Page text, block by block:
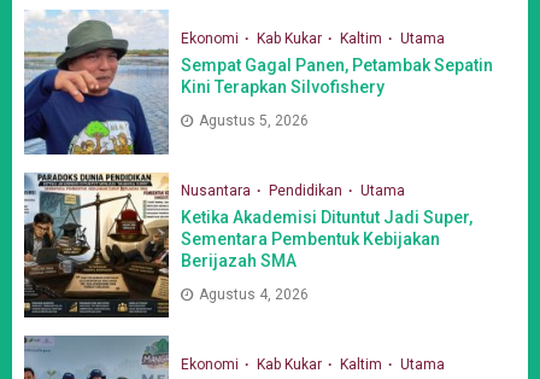
Ekonomi Kab Kukar Kaltim Utama
Sempat Gagal Panen, Petambak Sepatin
Kini Terapkan Silvofishery
Agustus 5, 2026
Nusantara Pendidikan Utama
Ketika Akademisi Dituntut Jadi Super,
Sementara Pembentuk Kebijakan
Berijazah SMA
Agustus 4, 2026
Ekonomi Kab Kukar Kaltim Utama